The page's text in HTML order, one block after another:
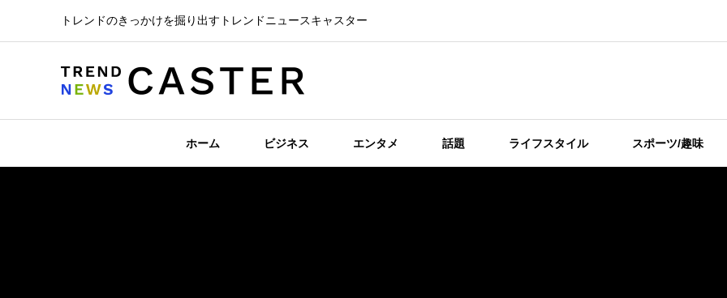
トレンドのきっかけを掘り出すトレンドニュースキャスター
ホーム ビジネス エンタメ 話題 ライフスタイル スポーツ/趣味